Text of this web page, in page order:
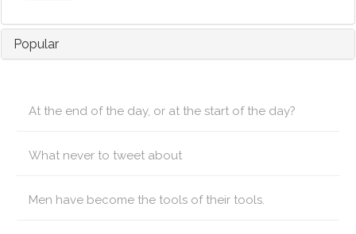
Popular
At the end of the day, or at the start of the day?
What never to tweet about
Men have become the tools of their tools.